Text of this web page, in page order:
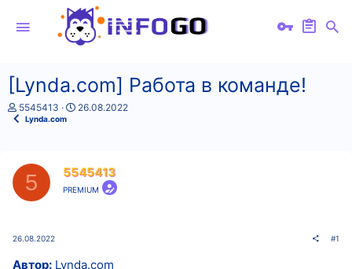
[Lynda.com] Работа в команде!
А
в
т
м
5545413
Д
а
а
26.08.2022
Lynda.com
5 5545413
PREMIUM
26.08.2022 #1
Автор: Lynda.com